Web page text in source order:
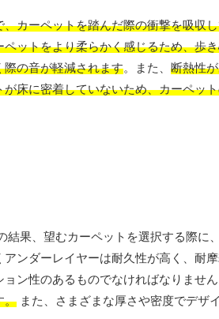
カーペットを踏んだ際の衝撃を吸収
ットをより柔らかく感じるため、歩
の音が軽減されます。また、 断熱性
床に密着していないため、カーペッ
結果、望むカーペットを選択する際に
ンダーレイヤーは耐久性が高く、耐
ン性のあるものでなければなりません
。 また、さまざまな厚さや密度でデザ